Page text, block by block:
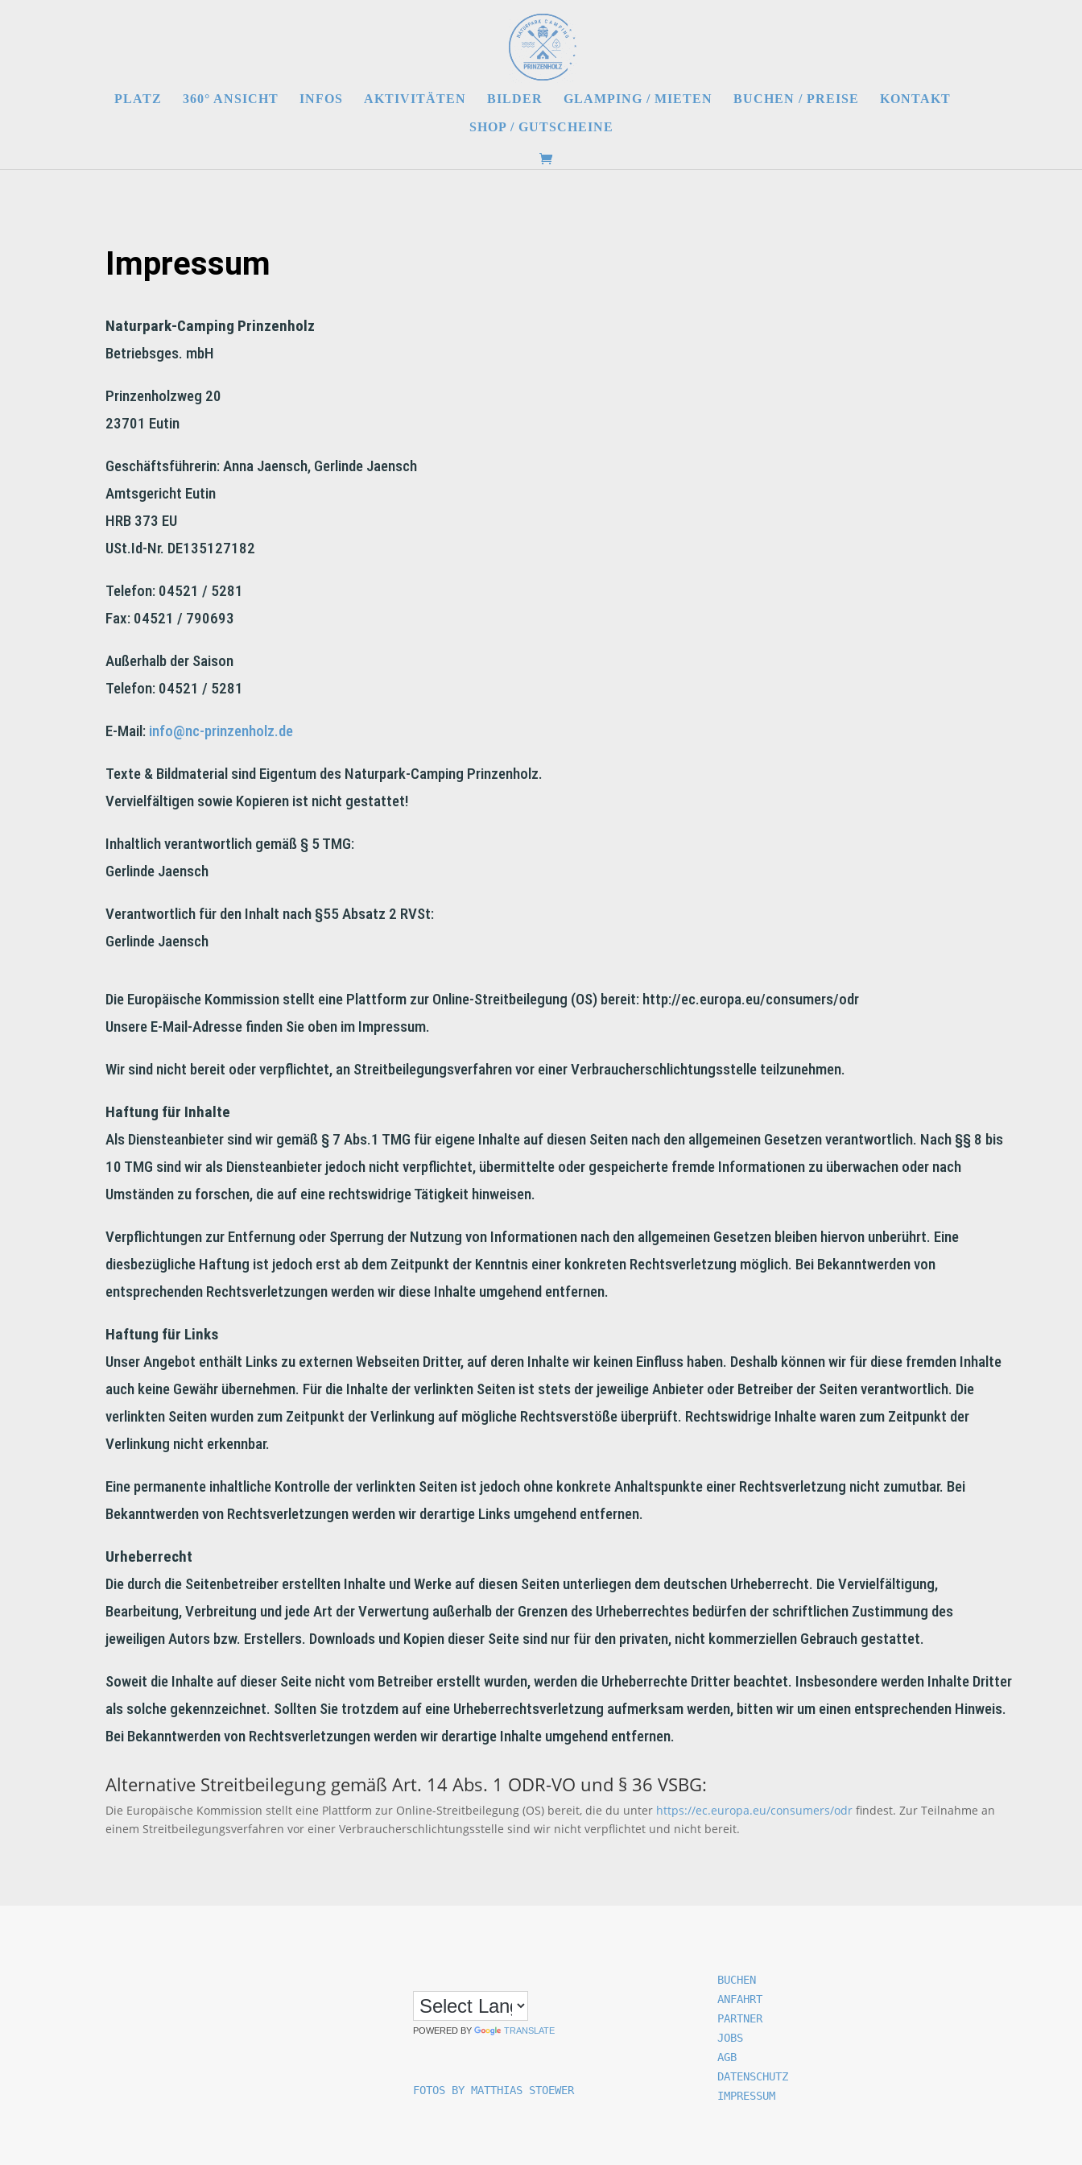
PLATZ 360° ANSICHT INFOS AKTIVITÄTEN BILDER GLAMPING / MIETEN BUCHEN / PREISE KONTAKT
SHOP / GUTSCHEINE
Impressum
Naturpark-Camping Prinzenholz
Betriebsges. mbH
Prinzenholzweg 20
23701 Eutin
Geschäftsführerin: Anna Jaensch, Gerlinde Jaensch
Amtsgericht Eutin
HRB 373 EU
USt.Id-Nr. DE135127182
Telefon: 04521 / 5281
Fax: 04521 / 790693
Außerhalb der Saison
Telefon: 04521 / 5281
E-Mail: info@nc-prinzenholz.de
Texte & Bildmaterial sind Eigentum des Naturpark-Camping Prinzenholz.
Vervielfältigen sowie Kopieren ist nicht gestattet!
Inhaltlich verantwortlich gemäß § 5 TMG:
Gerlinde Jaensch
Verantwortlich für den Inhalt nach §55 Absatz 2 RVSt:
Gerlinde Jaensch
Die Europäische Kommission stellt eine Plattform zur Online-Streitbeilegung (OS) bereit: http://ec.europa.eu/consumers/odr
Unsere E-Mail-Adresse finden Sie oben im Impressum.
Wir sind nicht bereit oder verpflichtet, an Streitbeilegungsverfahren vor einer Verbraucherschlichtungsstelle teilzunehmen.
Haftung für Inhalte
Als Diensteanbieter sind wir gemäß § 7 Abs.1 TMG für eigene Inhalte auf diesen Seiten nach den allgemeinen Gesetzen verantwortlich. Nach §§ 8 bis
10 TMG sind wir als Diensteanbieter jedoch nicht verpflichtet, übermittelte oder gespeicherte fremde Informationen zu überwachen oder nach
Umständen zu forschen, die auf eine rechtswidrige Tätigkeit hinweisen.
Verpflichtungen zur Entfernung oder Sperrung der Nutzung von Informationen nach den allgemeinen Gesetzen bleiben hiervon unberührt. Eine
diesbezügliche Haftung ist jedoch erst ab dem Zeitpunkt der Kenntnis einer konkreten Rechtsverletzung möglich. Bei Bekanntwerden von
entsprechenden Rechtsverletzungen werden wir diese Inhalte umgehend entfernen.
Haftung für Links
Unser Angebot enthält Links zu externen Webseiten Dritter, auf deren Inhalte wir keinen Einfluss haben. Deshalb können wir für diese fremden Inhalte
auch keine Gewähr übernehmen. Für die Inhalte der verlinkten Seiten ist stets der jeweilige Anbieter oder Betreiber der Seiten verantwortlich. Die
verlinkten Seiten wurden zum Zeitpunkt der Verlinkung auf mögliche Rechtsverstöße überprüft. Rechtswidrige Inhalte waren zum Zeitpunkt der
Verlinkung nicht erkennbar.
Eine permanente inhaltliche Kontrolle der verlinkten Seiten ist jedoch ohne konkrete Anhaltspunkte einer Rechtsverletzung nicht zumutbar. Bei
Bekanntwerden von Rechtsverletzungen werden wir derartige Links umgehend entfernen.
Urheberrecht
Die durch die Seitenbetreiber erstellten Inhalte und Werke auf diesen Seiten unterliegen dem deutschen Urheberrecht. Die Vervielfältigung,
Bearbeitung, Verbreitung und jede Art der Verwertung außerhalb der Grenzen des Urheberrechtes bedürfen der schriftlichen Zustimmung des
jeweiligen Autors bzw. Erstellers. Downloads und Kopien dieser Seite sind nur für den privaten, nicht kommerziellen Gebrauch gestattet.
Soweit die Inhalte auf dieser Seite nicht vom Betreiber erstellt wurden, werden die Urheberrechte Dritter beachtet. Insbesondere werden Inhalte Dritter
als solche gekennzeichnet. Sollten Sie trotzdem auf eine Urheberrechtsverletzung aufmerksam werden, bitten wir um einen entsprechenden Hinweis.
Bei Bekanntwerden von Rechtsverletzungen werden wir derartige Inhalte umgehend entfernen.
Alternative Streitbeilegung gemäß Art. 14 Abs. 1 ODR-VO und § 36 VSBG:
Die Europäische Kommission stellt eine Plattform zur Online-Streitbeilegung (OS) bereit, die du unter https://ec.europa.eu/consumers/odr findest. Zur Teilnahme an
einem Streitbeilegungsverfahren vor einer Verbraucherschlichtungsstelle sind wir nicht verpflichtet und nicht bereit.
POWERED BY TRANSLATE
FOTOS BY MATTHIAS STOEWER
BUCHEN
ANFAHRT
PARTNER
JOBS
AGB
DATENSCHUTZ
IMPRESSUM